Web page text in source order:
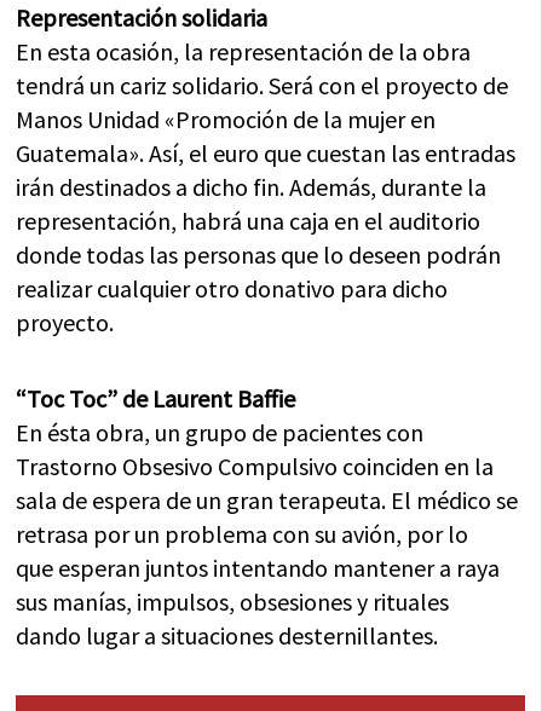
Representación solidaria
En esta ocasión, la representación de la obra
tendrá un cariz solidario. Será con el proyecto de
Manos Unidad «Promoción de la mujer en
Guatemala». Así, el euro que cuestan las entradas
irán destinados a dicho fin. Además, durante la
representación, habrá una caja en el auditorio
donde todas las personas que lo deseen podrán
realizar cualquier otro donativo para dicho
proyecto.
“Toc Toc” de Laurent Baffie
En ésta obra, un grupo de pacientes con
Trastorno Obsesivo Compulsivo coinciden en la
sala de espera de un gran terapeuta. El médico se
retrasa por un problema con su avión, por lo
que esperan juntos intentando mantener a raya
sus manías, impulsos, obsesiones y rituales
dando lugar a situaciones desternillantes.